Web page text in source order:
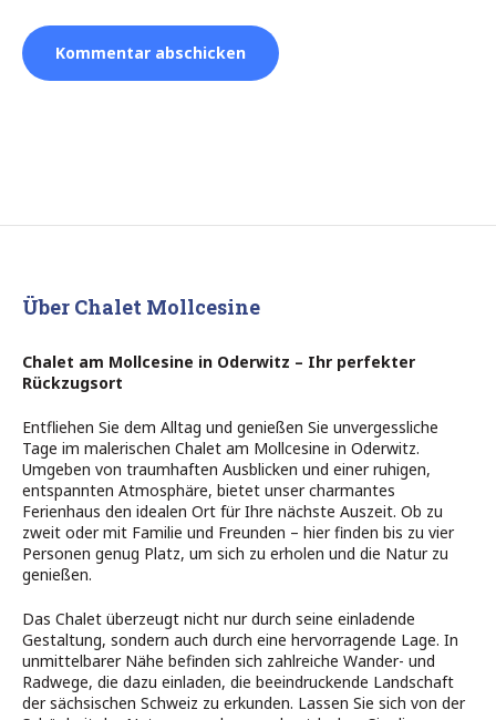
Über Chalet Mollcesine
Chalet am Mollcesine in Oderwitz – Ihr perfekter
Rückzugsort
Entfliehen Sie dem Alltag und genießen Sie unvergessliche
Tage im malerischen Chalet am Mollcesine in Oderwitz.
Umgeben von traumhaften Ausblicken und einer ruhigen,
entspannten Atmosphäre, bietet unser charmantes
Ferienhaus den idealen Ort für Ihre nächste Auszeit. Ob zu
zweit oder mit Familie und Freunden – hier finden bis zu vier
Personen genug Platz, um sich zu erholen und die Natur zu
genießen.
Das Chalet überzeugt nicht nur durch seine einladende
Gestaltung, sondern auch durch eine hervorragende Lage. In
unmittelbarer Nähe befinden sich zahlreiche Wander- und
Radwege, die dazu einladen, die beeindruckende Landschaft
der sächsischen Schweiz zu erkunden. Lassen Sie sich von der